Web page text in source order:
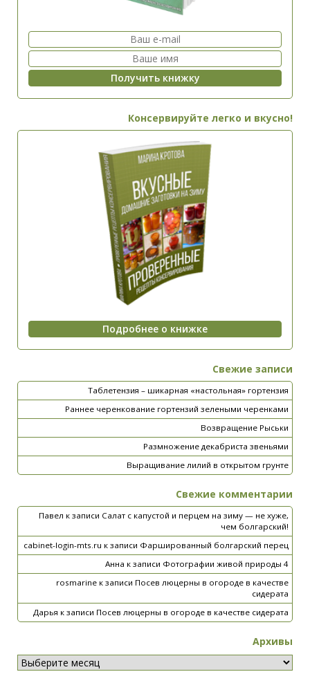
Консервируйте легко и вкусно!
Свежие записи
Таблетензия – шикарная «настольная» гортензия
Раннее черенкование гортензий зелеными черенками
Возвращение Рыськи
Размножение декабриста звеньями
Выращивание лилий в открытом грунте
Свежие комментарии
Павел к записи Салат с капустой и перцем на зиму — не хуже,
чем болгарский!
cabinet-login-mts.ru к записи Фаршированный болгарский перец
Анна к записи Фотографии живой природы 4
rosmarine к записи Посев люцерны в огороде в качестве
сидерата
Дарья к записи Посев люцерны в огороде в качестве сидерата
Архивы